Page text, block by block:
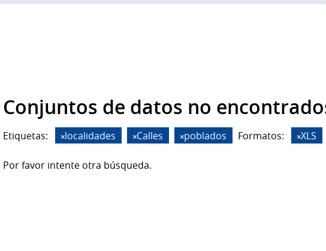
Conjuntos de datos no
Etiquetas: localidades Calles poblados Formatos: XLS
Por favor intente otra búsqueda.